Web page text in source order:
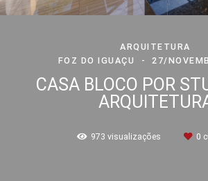
ARQUITETURA
FOZ DO IGUAÇU
27/
CASA BLOCO POR
973 visualizações 0